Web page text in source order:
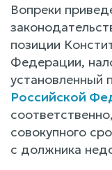
Вопреки
позиции
Федерации,
установленный
Российской
совокупного
с должника